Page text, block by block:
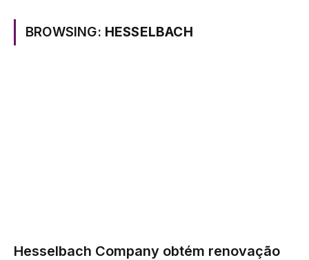
BROWSING: HESSELBACH
Hesselbach Company obtém renovação